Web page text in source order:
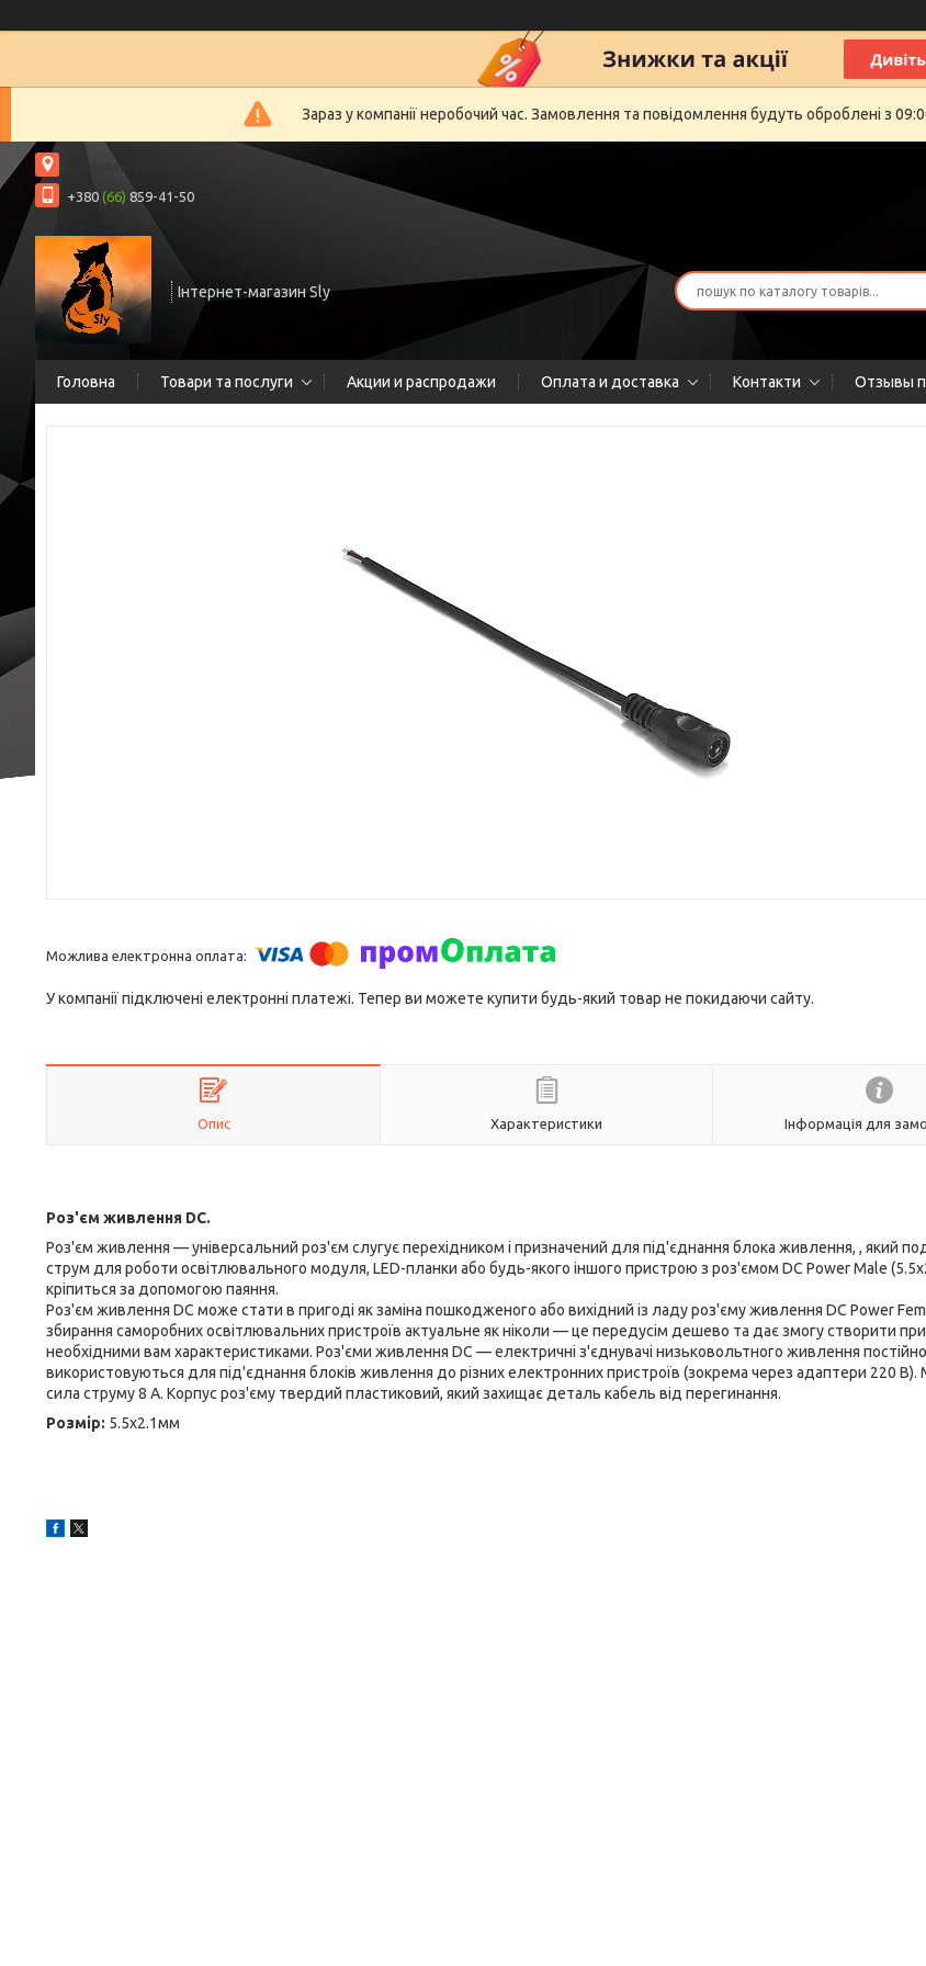
Зараз у компанії неробочий час. Замовлення та повідомлення будуть оброблені з
Нікополь, Україна
+380 (66) 859-41-50
Інтернет-магазин Sly
Головна Товари та послуги Акции и распродажи Оплата и доставка Контакти Отзывы
У компанії підключені електронні платежі. Тепер ви можете купити будь-який товар не покидаючи сайту.
Опис Характеристики Інформація для
Роз'єм живлення DC.
Роз'єм живлення — універсальний роз'єм слугує перехідником і призначений для під'єднання блока живлення, , який
струм для роботи освітлювального модуля, LED-планки або будь-якого іншого пристрою з роз'ємом DC Power Male
кріпиться за допомогою паяння.
Роз'єм живлення DC може стати в пригоді як заміна пошкодженого або вихідний із ладу роз'єму живлення DC Power
збирання саморобних освітлювальних пристроїв актуальне як ніколи — це передусім дешево та дає змогу створити
необхідними вам характеристиками. Роз'єми живлення DC — електричні з'єднувачі низьковольтного живлення
використовуються для під'єднання блоків живлення до різних електронних пристроїв (зокрема через адаптери 220 В).
сила струму 8 А. Корпус роз'єму твердий пластиковий, який захищає деталь кабель від перегинання.
Розмір: 5.5x2.1мм